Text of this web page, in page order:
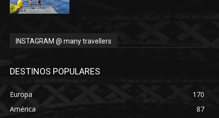
INSTAGRAM @ many travellers
DESTINOS POPULARES
Europa
170
América
87